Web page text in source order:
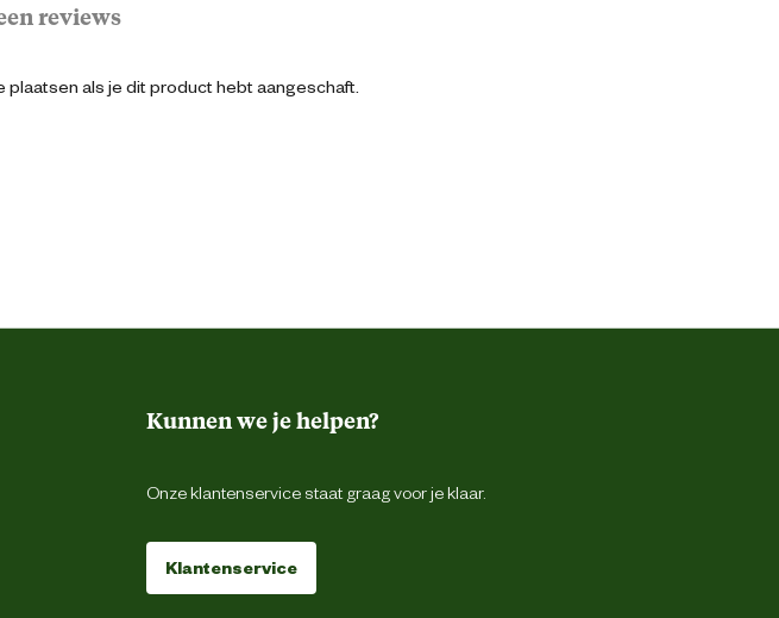
reviews
plaatsen als je dit product hebt aangeschaft.
Kunnen we je helpen?
Onze klantenservice staat graag voor je klaar.
Klantenservice